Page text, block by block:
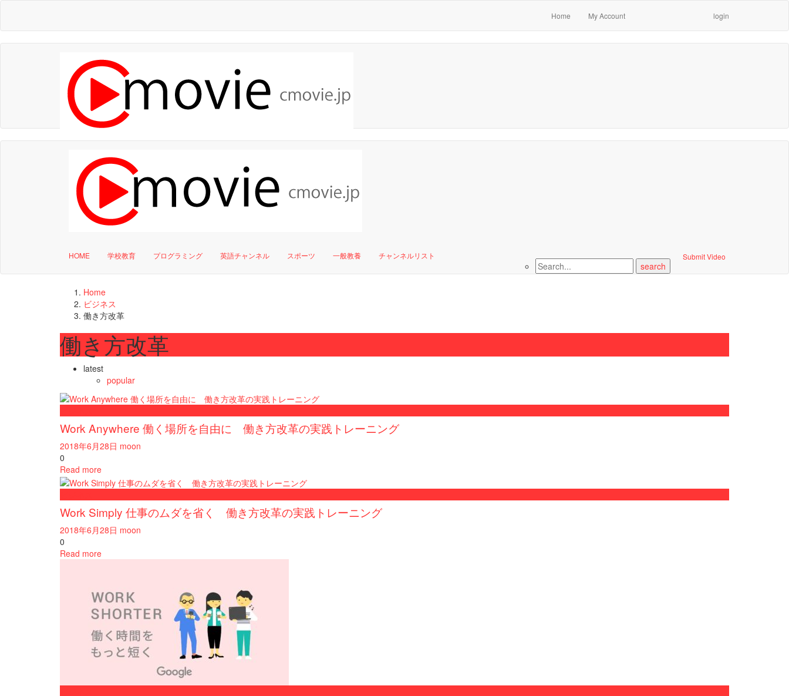
login
Home My Account
HOME 学校教育 プログラミング 英語チャンネル スポーツ 一般教養 チャンネルリスト Submit Video
Home
ビジネス
働き方改革
働き方改革
latest
popular
Work Anywhere 働く場所を自由に 働き方改革の実践トレーニング
2018年6月28日 moon
0
Read more
Work Simply 仕事のムダを省く 働き方改革の実践トレーニング
2018年6月28日 moon
0
Read more